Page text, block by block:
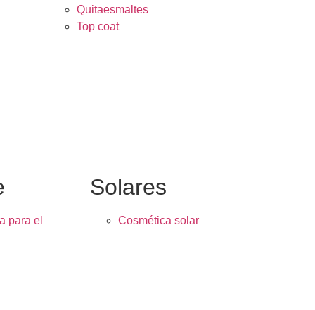
Quitaesmaltes
Top coat
para el
Solares
Cosmética solar